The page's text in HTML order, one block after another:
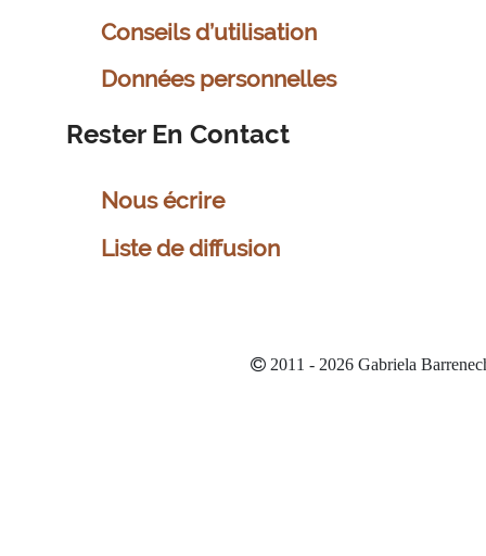
Conseils d’utilisation
Données personnelles
Rester En Contact
Nous écrire
Liste de diffusion
2011 - 2026 Gabriela